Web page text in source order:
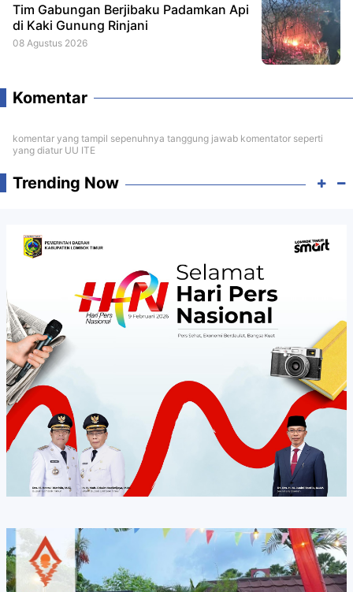
Tim Gabungan Berjibaku Padamkan Api
di Kaki Gunung Rinjani
08 Agustus 2026
Komentar
komentar yang tampil sepenuhnya tanggung jawab komentator seperti
yang diatur UU ITE
Trending Now